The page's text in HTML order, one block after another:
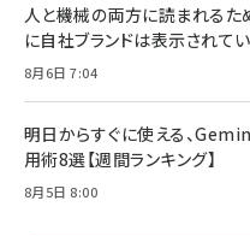
人と機械の両方に読まれるた
に自社ブランドは表示されて
8月6日 7:04
明日からすぐに使える、
用術8選【週間ランキング】
8月5日 8:00